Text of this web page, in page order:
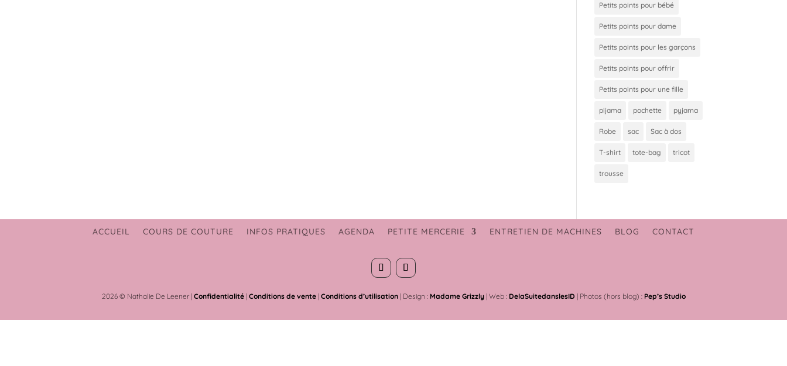
Petits points pour bébé
Petits points pour dame
Petits points pour les garçons
Petits points pour offrir
Petits points pour une fille
pijama pochette pyjama
Robe sac Sac à dos
T-shirt tote-bag tricot
trousse
ACCUEIL COURS DE COUTURE INFOS PRATIQUES AGENDA PETITE MERCERIE ENTRETIEN DE MACHINES BLOG CONTACT
2026 © Nathalie De Leener | Confidentialité| Conditions de vente| Conditions d’utilisation| Design : Madame Grizzly| Web : DelaSuitedanslesID | Photos (hors blog) : Pep’s Studio